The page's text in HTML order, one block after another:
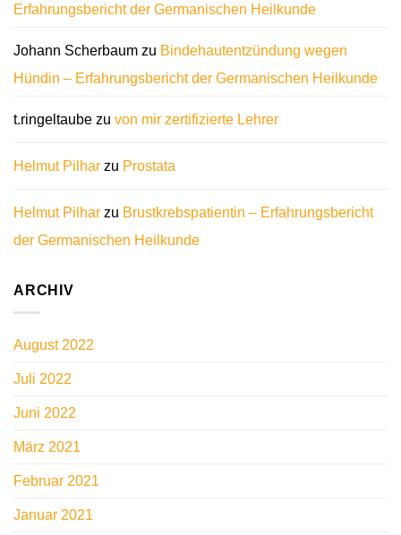
Erfahrungsbericht der Germanischen Heilkunde
Johann Scherbaum zu Bindehautentzündung wegen
Hündin – Erfahrungsbericht der Germanischen Heilkunde
t.ringeltaube zu von mir zertifizierte Lehrer
Helmut Pilhar zu Prostata
Helmut Pilhar zu Brustkrebspatientin – Erfahrungsbericht
der Germanischen Heilkunde
ARCHIV
August 2022
Juli 2022
Juni 2022
März 2021
Februar 2021
Januar 2021